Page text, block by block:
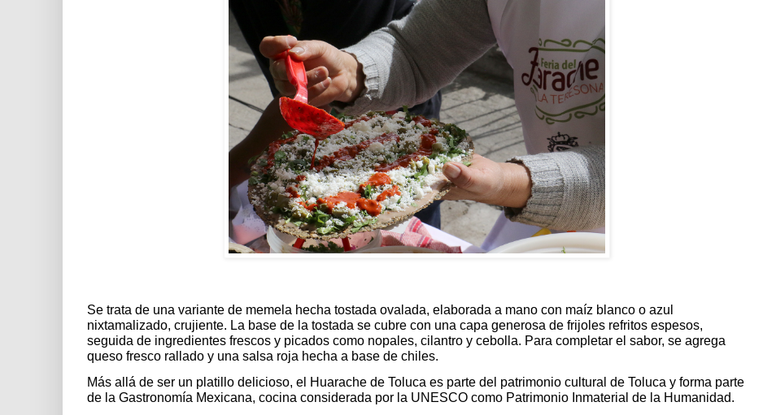
Se trata de una variante de memela hecha tostada ovalada, elaborada a mano con maíz blanco o azul
nixtamalizado, crujiente. La base de la tostada se cubre con una capa generosa de frijoles refritos espesos,
seguida de ingredientes frescos y picados como nopales, cilantro y cebolla. Para completar el sabor, se agrega
queso fresco rallado y una salsa roja hecha a base de chiles.
Más allá de ser un platillo delicioso, el Huarache de Toluca es parte del patrimonio cultural de Toluca y forma parte
de la Gastronomía Mexicana, cocina considerada por la UNESCO como Patrimonio Inmaterial de la Humanidad.